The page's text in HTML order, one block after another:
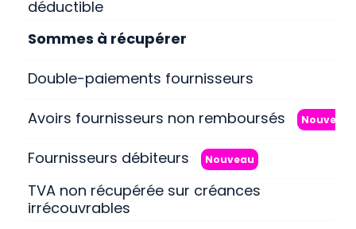
déductible
Sommes à récupérer
Double-paiements fournisseurs
Avoirs fournisseurs non remboursés
Nouveau
Fournisseurs débiteurs Nouveau
TVA non récupérée sur créances
irrécouvrables